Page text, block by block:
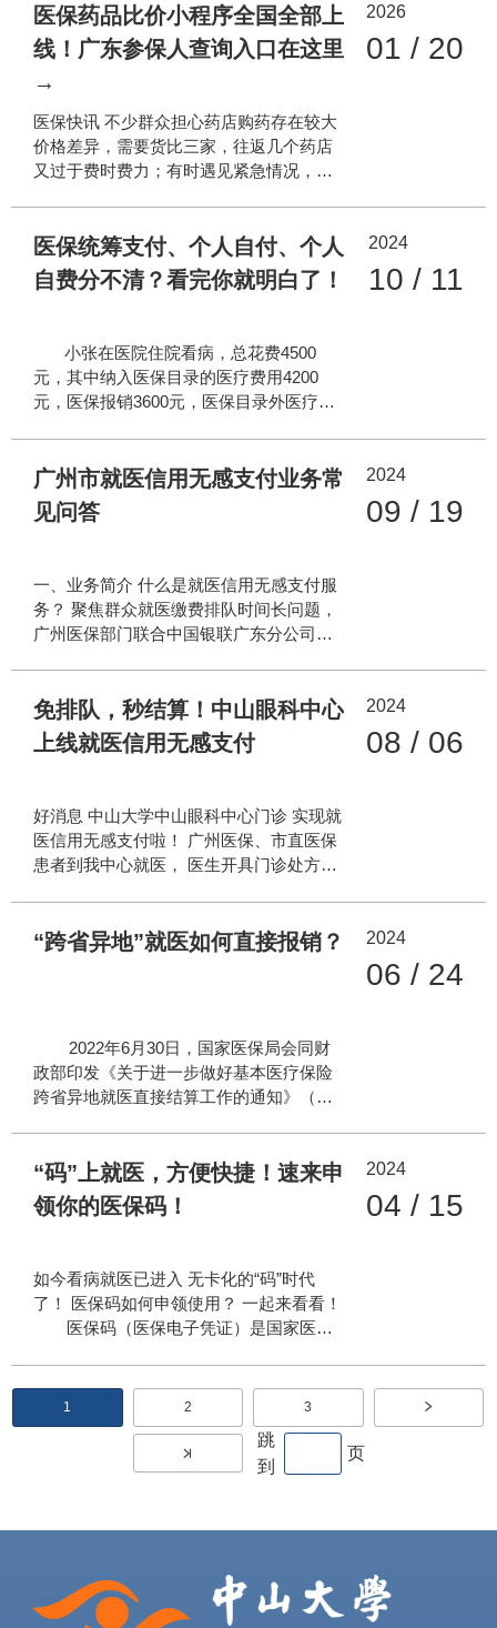
医保药品比价小程序全国全部上
线！广东参保人查询入口在这里
→
医保快讯 不少群众担心药店购药存在较大
价格差异，需要货比三家，往返几个药店
又过于费时费力；有时遇见紧急情况，需
保局从2024年起在全国范围内推进定点药
店医保药品比价小程序建设。截至目前，
全国31个省（区、市）及新疆生产建设兵
覆盖、全民可及，让各地参保群众都能享
受到便捷的比价服务。 医保药品比价小程
序依托全国医保定点医药机构数据资源，
数据更新及时、功能全、覆盖广，查药比
价一站式搞定。参保群众可通过微信或支
付宝搜索当地医保小程序，或进入医保
APP使用医保药品比价小程序，输入药品
名称后，便能
2026
01 / 20
医保统筹支付、个人自付、个人
自费分不清？看完你就明白了！
小张在医院住院看病，总花费4500
元，其中纳入医保目录的医疗费用4200
元，医保报销3600元，医保目录外医疗费
内经医保报销后，需要自己支付的费用，
即: 4200元—3600元=600元。 简单来说 医
保统筹支付和自付支付 对象都是在医保范
于基本医保范围内 由个人负担的部分 “个
人自费”指的是 不属于基本医保范围的 由
个人全额支付的费用
2024
10 / 11
广州市就医信用无感支付业务常
见问答
一、业务简介 什么是就医信用无感支付服
务？ 聚焦群众就医缴费排队时间长问题，
广州医保部门联合中国银联广东分公司、
员通过“广州医保”微信公众号、银联云闪付
App、医疗机构公众号/小程序等渠道一次
性签约开通就医信用无感支付服务（长期
即可免除所有就医排队或手机操作缴费环
节，实现医保“秒报销”、个人排队缴费“零
等候”、“零操作”的新体验。 就医信用无
感支付服务的适用对象有哪些人群？ 1.广
州市职工医保、居民医保、市直医保人员
2.广州区直医保参保人员（越秀、海珠、
从化区暂未
2024
09 / 19
免排队，秒结算！中山眼科中心
上线就医信用无感支付
好消息 中山大学中山眼科中心门诊 实现就
医信用无感支付啦！ 广州医保、市直医保
患者到我中心就医， 医生开具门诊处方后
是“就医信用无感支付”？ “就医信用无
事，实现看病缴费零操作，为广州市参保
群众提供极简又方便的无感支付体验！ 如
何使用“就医信用无感支付”？ 1、关注
中山大学中山眼科中心公众号，打开菜单
栏“医院资讯-无感签约”菜单直接签约 公众
号签约
2024
08 / 06
“跨省异地”就医如何直接报销？
2022年6月30日，国家医保局会同财
政部印发《关于进一步做好基本医疗保险
跨省异地就医直接结算工作的通知》（医
住或跨省临时外出就医的参保人员，办理
异地就医备案后，可以享受跨省异地就医
直接结算服务。 为了给参保人提供更
前已开通异地就医备案办理功能。符合条
件的参保人只需简单几步操作，即可完成
跨省异地就医备案，并在异地就医时实现
直接结算。 哪些人群适用? 怎么备案? 有
哪些查询服务？ 一起来看看吧! 01 具体适
用于哪些人群呢? 跨省异地长期居住人
2024
06 / 24
“码”上就医，方便快捷！速来申
领你的医保码！
如今看病就医已进入 无卡化的“码”时代
了！ 医保码如何申领使用？ 一起来看看！
医保码（医保电子凭证）是国家医保
身份证、二维码、人脸等生物特征相关
联，支持线上办理所有医保相关业务，全
国通用，跨渠道通用，是参保人在全国范
围内享受医保政策待遇、开展医保业务的
和医保个人账户待遇，无需依托实体卡，
方便快捷。 2.就医全流程身份核验。
随着医保码不断深入应用，已逐步为参保
2024
04 / 15
当
前
1
页
面
2
页
面
3
跳
到
页